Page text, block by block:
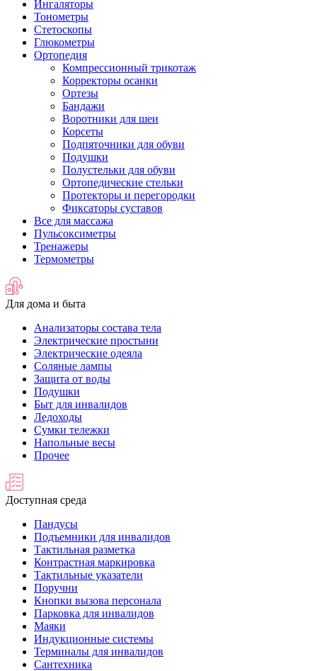
Ингаляторы
Тонометры
Стетоскопы
Глюкометры
Ортопедия
Компрессионный трикотаж
Корректоры осанки
Ортезы
Бандажи
Воротники для шеи
Корсеты
Подпяточники для обуви
Подушки
Полустельки для обуви
Ортопедические стельки
Протекторы и перегородки
Фиксаторы суставов
Все для массажа
Пульсоксиметры
Тренажеры
Термометры
Для дома и быта
Анализаторы состава тела
Электрические простыни
Электрические одеяла
Соляные лампы
Защита от воды
Подушки
Быт для инвалидов
Ледоходы
Сумки тележки
Напольные весы
Прочее
Доступная среда
Пандусы
Подъемники для инвалидов
Тактильная разметка
Контрастная маркировка
Тактильные указатели
Поручни
Кнопки вызова персонала
Парковка для инвалидов
Маяки
Индукционные системы
Терминалы для инвалидов
Сантехника